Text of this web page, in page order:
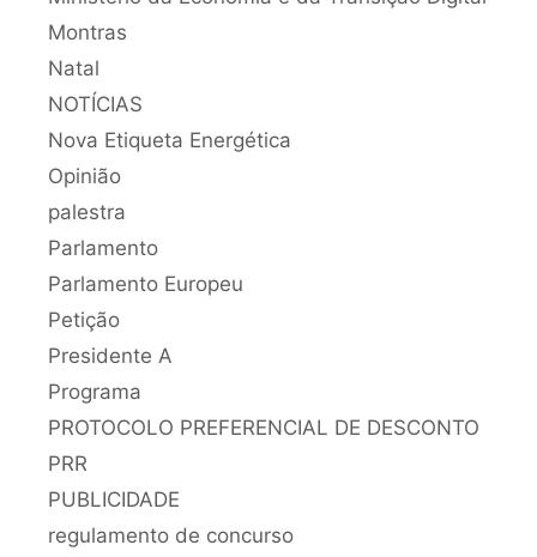
Montras
Natal
NOTÍCIAS
Nova Etiqueta Energética
Opinião
palestra
Parlamento
Parlamento Europeu
Petição
Presidente A
Programa
PROTOCOLO PREFERENCIAL DE DESCONTO
PRR
PUBLICIDADE
regulamento de concurso